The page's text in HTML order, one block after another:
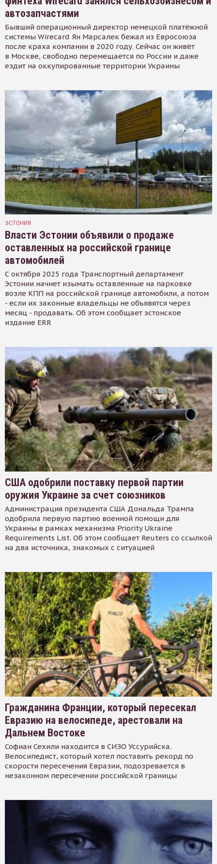
автозапчастями
Бывший операционный директор немецкой платёжной
системы Wirecard Ян Марсалек бежал из Евросоюза
после краха компании в 2020 году. Сейчас он живёт
в Москве, свободно перемещается по России и даже
ездит на оккупированные территории Украины
ЭСТОНИЯ
Власти Эстонии объявили о продаже
оставленных на российской границе
автомобилей
С октября 2025 года Транспортный департамент
Эстонии начнет изымать оставленные на парковке
возле КПП на российской границе автомобили, а потом
- если их законные владельцы не объявятся через
месяц - продавать. Об этом сообщает эстонское
издание ERR
США одобрили поставку первой партии
оружия Украине за счет союзников
Администрация президента США Дональда Трампа
одобрила первую партию военной помощи для
Украины в рамках механизма Priority Ukraine
Requirements List. Об этом сообщает Reuters со ссылкой
на два источника, знакомых с ситуацией
Гражданина Франции, который пересекал
Евразию на велосипеде, арестовали на
Дальнем Востоке
Софиан Сехили находится в СИЗО Уссурийска.
Велосипедист, который хотел поставить рекорд по
скорости пересечения Евразии, подозревается в
незаконном пересечении российской границы